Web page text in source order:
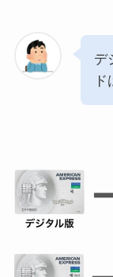
デ